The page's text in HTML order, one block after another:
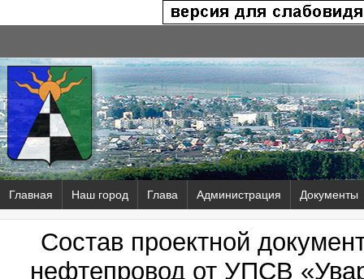
Главная Наш город Глава Администрация Документы
Состав проектной
нефтепровод от УПСВ